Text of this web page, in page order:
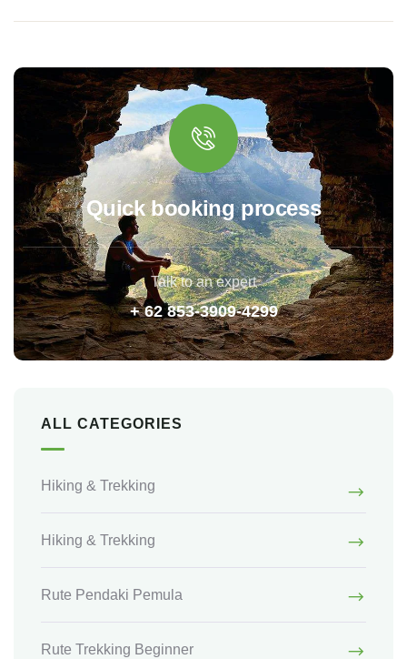
Quick booking process
Talk to an expert
+ 62 853-3909-4299
ALL CATEGORIES
Hiking & Trekking
Hiking & Trekking
Rute Pendaki Pemula
Rute Trekking Beginner